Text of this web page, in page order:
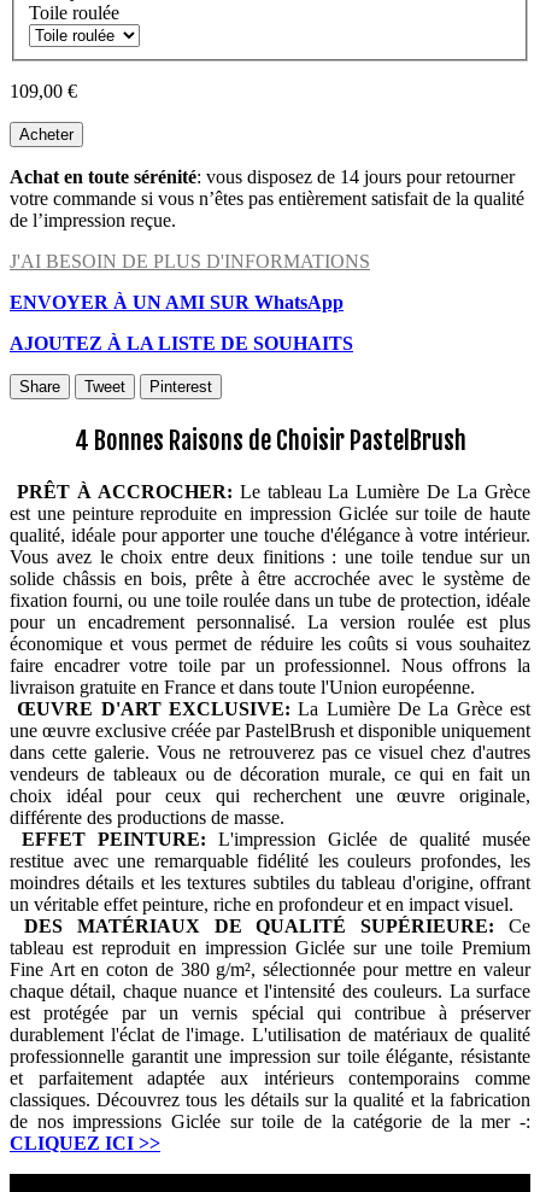
Toile roulée
109,00 €
Acheter
Achat en toute sérénité: vous disposez de 14 jours pour retourner
votre commande si vous n’êtes pas entièrement satisfait de la qualité
de l’impression reçue.
J'AI BESOIN DE PLUS D'INFORMATIONS
ENVOYER À UN AMI SUR WhatsApp
AJOUTEZ À LA LISTE DE SOUHAITS
Share Tweet Pinterest
4 Bonnes Raisons de Choisir PastelBrush
PRÊT À ACCROCHER: Le tableau La Lumière De La Grèce
est une peinture reproduite en impression Giclée sur toile de haute
qualité, idéale pour apporter une touche d'élégance à votre intérieur.
Vous avez le choix entre deux finitions : une toile tendue sur un
solide châssis en bois, prête à être accrochée avec le système de
fixation fourni, ou une toile roulée dans un tube de protection, idéale
pour un encadrement personnalisé. La version roulée est plus
économique et vous permet de réduire les coûts si vous souhaitez
faire encadrer votre toile par un professionnel. Nous offrons la
livraison gratuite en France et dans toute l'Union européenne.
ŒUVRE D'ART EXCLUSIVE:La Lumière De La Grèce est
une œuvre exclusive créée par PastelBrush et disponible uniquement
dans cette galerie. Vous ne retrouverez pas ce visuel chez d'autres
vendeurs de tableaux ou de décoration murale, ce qui en fait un
choix idéal pour ceux qui recherchent une œuvre originale,
différente des productions de masse.
EFFET PEINTURE: L'impression Giclée de qualité musée
restitue avec une remarquable fidélité les couleurs profondes, les
moindres détails et les textures subtiles du tableau d'origine, offrant
un véritable effet peinture, riche en profondeur et en impact visuel.
DES MATÉRIAUX DE QUALITÉ SUPÉRIEURE: Ce
tableau est reproduit en impression Giclée sur une toile Premium
Fine Art en coton de 380 g/m², sélectionnée pour mettre en valeur
chaque détail, chaque nuance et l'intensité des couleurs. La surface
est protégée par un vernis spécial qui contribue à préserver
durablement l'éclat de l'image. L'utilisation de matériaux de qualité
professionnelle garantit une impression sur toile élégante, résistante
et parfaitement adaptée aux intérieurs contemporains comme
classiques. Découvrez tous les détails sur la qualité et la fabrication
de nos impressions Giclée sur toile de la catégorie de la mer -:
CLIQUEZ ICI >>